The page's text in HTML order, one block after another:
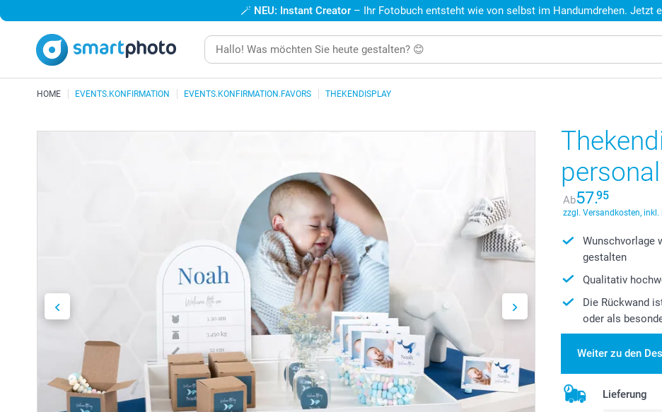
🪄 NEU: Instant Creator – Ihr Fotobuch entsteht wie von selbst im Handumdrehen. Jetzt
HOME EVENTS.KONFIRMATION EVENTS.KONFIRMATION.FAVORS THEKENDISPLAY
Ab57.95
zzgl. Versandkosten, inkl.
Wunschvorlage
gestalten
Qualitativ
Die Rückwand
oder als
Weiter zu den
Lieferung